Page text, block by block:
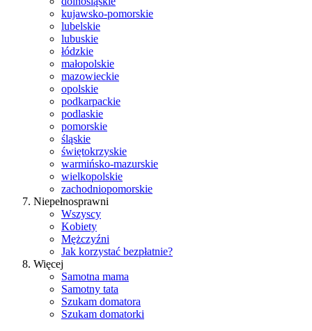
kujawsko-pomorskie
lubelskie
lubuskie
łódzkie
małopolskie
mazowieckie
opolskie
podkarpackie
podlaskie
pomorskie
śląskie
świętokrzyskie
warmińsko-mazurskie
wielkopolskie
zachodniopomorskie
Niepełnosprawni
Wszyscy
Kobiety
Mężczyźni
Jak korzystać bezpłatnie?
Więcej
Samotna mama
Samotny tata
Szukam domatora
Szukam domatorki